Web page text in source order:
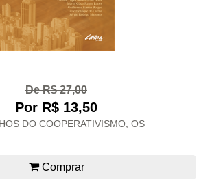
De R$ 27,00
Por R$ 13,50
DO COOPERATIVISMO, OS
Comprar